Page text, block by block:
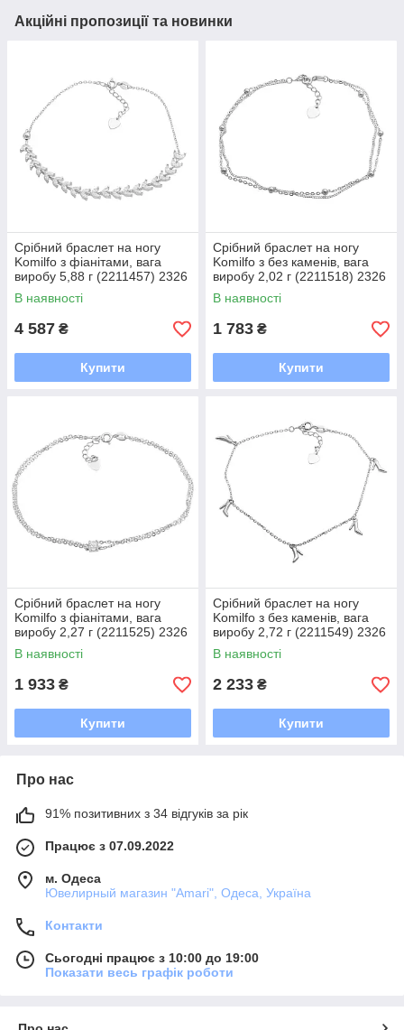
Акційні пропозиції та новинки
Срібний браслет на ногу
Komilfo з фіанітами, вага
виробу 5,88 г (2211457) 2326
розмір
В наявності
4 587 ₴
Купити
Срібний браслет на ногу
Komilfo з без каменів, вага
виробу 2,02 г (2211518) 2326
розмір
В наявності
1 783 ₴
Купити
Срібний браслет на ногу
Komilfo з фіанітами, вага
виробу 2,27 г (2211525) 2326
розмір
В наявності
1 933 ₴
Купити
Срібний браслет на ногу
Komilfo з без каменів, вага
виробу 2,72 г (2211549) 2326
розмір
В наявності
2 233 ₴
Купити
Про нас
91% позитивних з 34 відгуків за рік
Працює з 07.09.2022
м. Одеса
Ювелирный магазин "Amari", Одеса, Україна
Контакти
Сьогодні працює з 10:00 до 19:00
Показати весь графік роботи